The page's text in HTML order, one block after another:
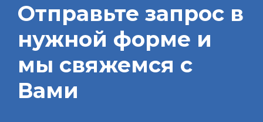
Отправьте запрос в
нужной форме и
мы свяжемся с
Вами